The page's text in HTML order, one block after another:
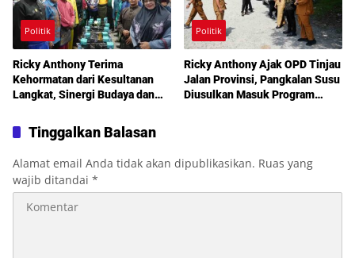
Politik
Ricky Anthony Terima
Kehormatan dari Kesultanan
Langkat, Sinergi Budaya dan
Diperkuat
Politik
Ricky Anthony Ajak OPD Tinjau
Jalan Provinsi, Pangkalan Susu
Diusulkan Masuk Program
Tinggalkan Balasan
Alamat email Anda tidak akan dipublikasikan. Ruas yang
wajib ditandai *